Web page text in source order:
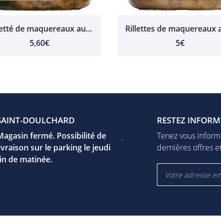
Emietté de maquereaux au Kombu Royal, marinade au Yuzu 121ml
5,60€
5€
YÈVRE
Jeanne d'arc
Mehun-Sur-Yèvre
la carte
17 rue Léo Mérigot
18100 Vierzon
DOULCHARD
fermé. Possibilité de
sur le parking le jeudi
de matinée.
15h00 - 19h00
09h00 - 12h30
15h00 - 19h00
RESTEZ
Tenez vous
dernières offres